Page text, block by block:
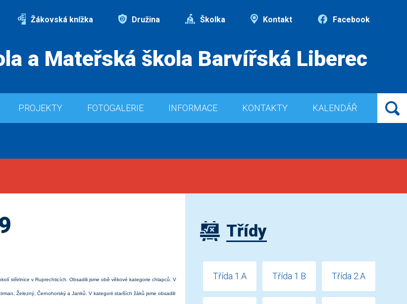
Žákovská knížka Družina Školka Kontakt Facebook
a Mateřská škola Barvířská Liberec
PROJEKTY FOTOGALERIE INFORMACE KONTAKTY KALENDÁŘ
střelnice v Ruprechticích. Obsadili jsme obě věkové kategorie chlapců. V
Železný, Černohorský a Janků. V kategorii starších žáků jsme obsadili
Třídy
Třída 1.A Třída 1.B Třída 2.A